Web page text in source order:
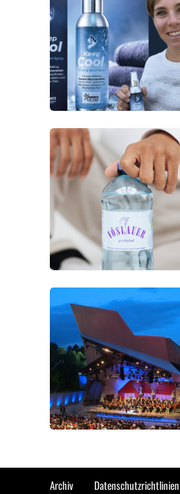
Archiv Datenschutzrichtlinien